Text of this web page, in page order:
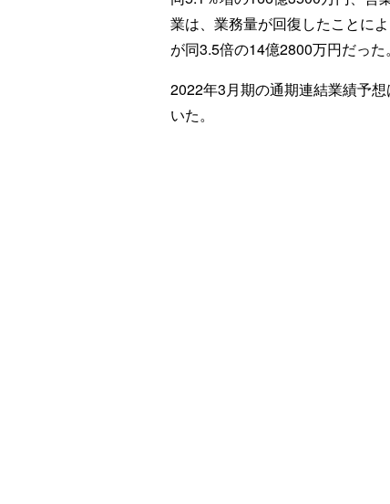
業は、業務量が回復したことに
が同3.5倍の14億2800万円だった。
2022年3月期の通期連結業績予
いた。